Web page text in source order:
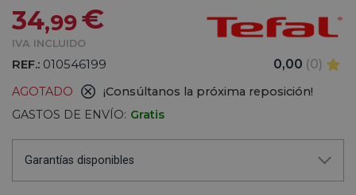
34,99€
IVA INCLUIDO
REF.: 010546199 0,00 (0)
AGOTADO
¡Consúltanos la próxima reposición!
GASTOS DE ENVÍO: Gratis
Garantías disponibles